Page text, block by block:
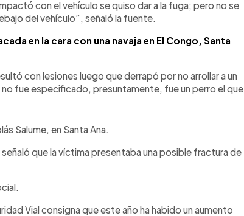
con el vehículo se quiso dar a la fuga; pero no se
del vehículo”, señaló la fuente.
en la cara con una navaja en El Congo, Santa
con lesiones luego que derrapó por no arrollar a un
no fue especificado, presuntamente, fue un perro el que
Salume, en Santa Ana.
que la víctima presentaba una posible fractura de
Vial consigna que este año ha habido un aumento